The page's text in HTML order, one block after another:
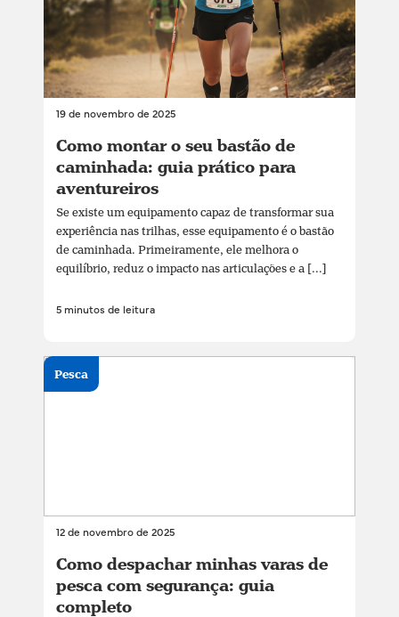
19 de novembro de 2025
Como montar o seu bastão de
caminhada: guia prático para
aventureiros
Se existe um equipamento capaz de transformar sua
experiência nas trilhas, esse equipamento é o bastão
de caminhada. Primeiramente, ele melhora o
equilíbrio, reduz o impacto nas articulações e a [...]
5 minutos de leitura
12 de novembro de 2025
Como despachar minhas varas de
pesca com segurança: guia
completo
Pesca